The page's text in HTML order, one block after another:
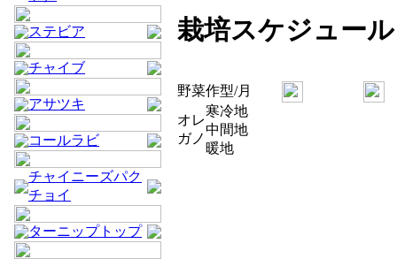
ステビア
チャイブ
アサツキ
コールラビ
チャイニーズパク
チョイ
ターニップトップ
栽培スケジュール
野菜作型/月
オレ
ガノ
寒冷地
中間地
暖地